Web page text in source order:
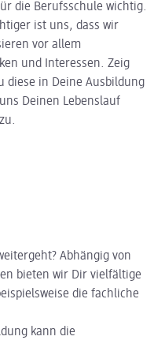
die Berufsschule wichtig.
ist uns, dass wir
vor allem
und Interessen. Zeig
diese in Deine Ausbildung
Deinen Lebenslauf
Abhängig von
bieten wir Dir vielfältige
die fachliche
kann die